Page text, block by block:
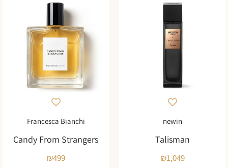
newin
Talisman
₪1,049
Francesca Bianchi
Candy From Strangers
₪499